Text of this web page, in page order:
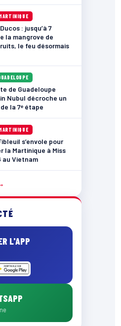
: jusqu’à 7
la mangrove de
le feu désormais
de Guadeloupe
Nubul décroche un
la 7ᵉ étape
s’envole pour
la Martinique à Miss
au Vietnam
L'APP